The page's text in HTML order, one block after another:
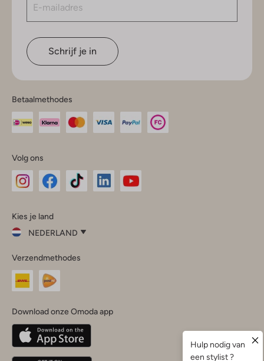
Schrijf je in
Betaalmethodes
Volg ons
InstagramFacebook
Kies je land
NEDERLAND
je
land
Nederland
Belgique(Français)
Deutschland
Verzendmethodes
Download onze Omoda app